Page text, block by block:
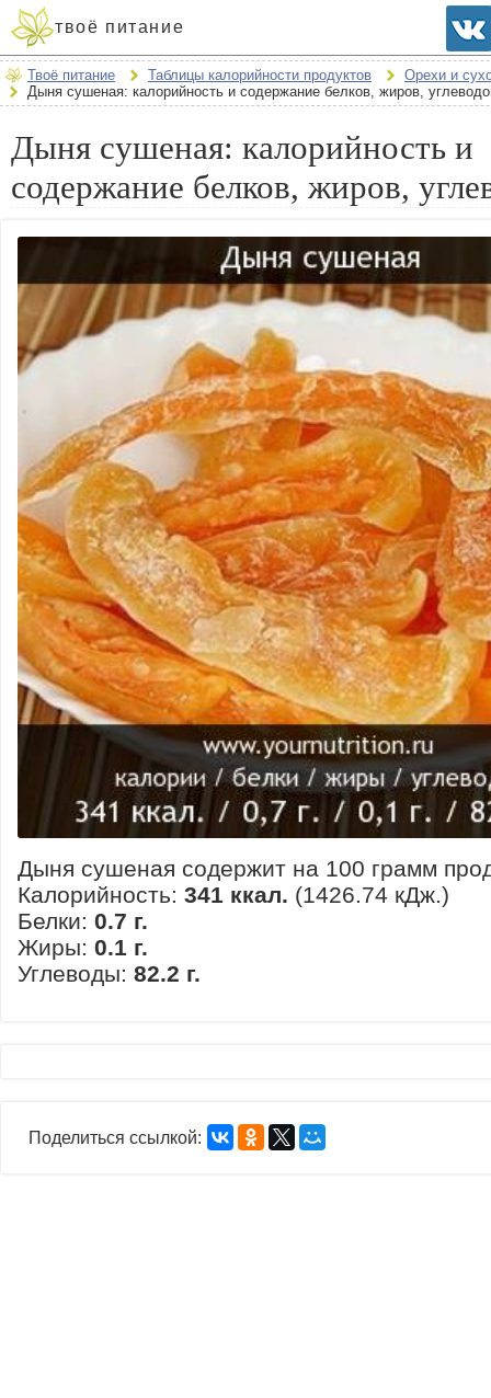
твоё питание
Твоё питание Таблицы калорийности продуктов
Орехи и
Дыня сушеная: калорийность и содержание белков, жиров,
Дыня сушеная: калорийность и
содержание белков, жиров,
Дыня сушеная содержит на 100 грамм
Калорийность: 341 ккал. (1426.74 кДж.)
Белки: 0.7 г.
Жиры: 0.1 г.
Углеводы: 82.2 г.
Поделиться ссылкой: